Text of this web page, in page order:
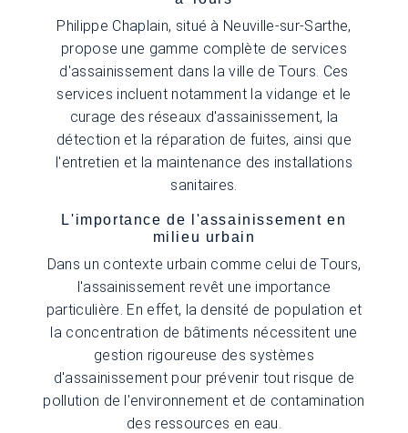
Philippe Chaplain, situé à Neuville-sur-Sarthe,
propose une gamme complète de services
d'assainissement dans la ville de Tours. Ces
services incluent notamment la vidange et le
curage des réseaux d'assainissement, la
détection et la réparation de fuites, ainsi que
l'entretien et la maintenance des installations
sanitaires.
L'importance de l'assainissement en
milieu urbain
Dans un contexte urbain comme celui de Tours,
l'assainissement revêt une importance
particulière. En effet, la densité de population et
la concentration de bâtiments nécessitent une
gestion rigoureuse des systèmes
d'assainissement pour prévenir tout risque de
pollution de l'environnement et de contamination
des ressources en eau.